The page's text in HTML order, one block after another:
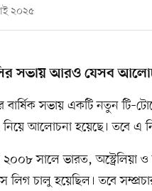
২০২৫
সভায় আরও যেসব
সভায় একটি নতুন
আলোচনা হয়েছে। তবে এ
সালে ভারত, অস্ট্রেলিয়া ও
লিগ চালু হয়েছিল। তবে